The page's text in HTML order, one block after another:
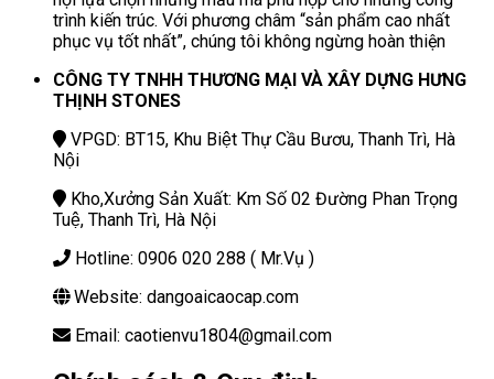
trình kiến trúc. Với phương châm “sản phẩm cao nhất
phục vụ tốt nhất”, chúng tôi không ngừng hoàn thiện
CÔNG TY TNHH THƯƠNG MẠI VÀ XÂY DỰNG HƯNG
THỊNH STONES
VPGD: BT15, Khu Biệt Thự Cầu Bươu, Thanh Trì, Hà
Nội
Kho,Xưởng Sản Xuất: Km Số 02 Đường Phan Trọng
Tuệ, Thanh Trì, Hà Nội
Hotline: 0906 020 288 ( Mr.Vụ )
Website: dangoaicaocap.com
Email: caotienvu1804@gmail.com